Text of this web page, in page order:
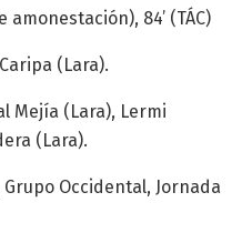
84’ (TÁC)
(Lara).
Mejía (Lara), Lermi
(Lara).
Grupo Occidental, Jornada